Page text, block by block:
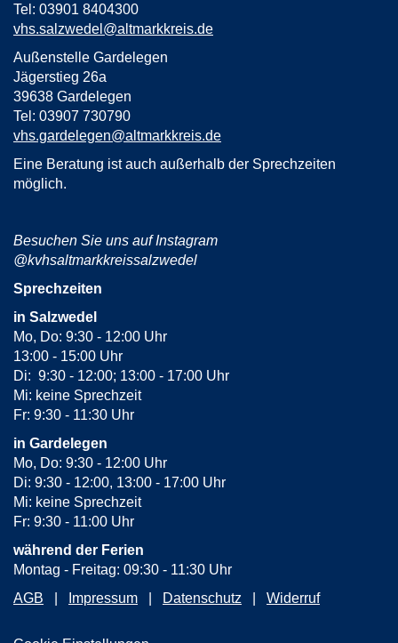
Tel: 03901 8404300
vhs.salzwedel@altmarkkreis.de
Außenstelle Gardelegen
Jägerstieg 26a
39638 Gardelegen
Tel: 03907 730790
vhs.gardelegen@altmarkkreis.de
Eine Beratung ist auch außerhalb der Sprechzeiten
möglich.
Besuchen Sie uns auf Instagram
@kvhsaltmarkkreissalzwedel
Sprechzeiten
in Salzwedel
Mo, Do: 9:30 - 12:00 Uhr
13:00 - 15:00 Uhr
Di: 9:30 - 12:00; 13:00 - 17:00 Uhr
Mi: keine Sprechzeit
Fr: 9:30 - 11:30 Uhr
in Gardelegen
Mo, Do: 9:30 - 12:00 Uhr
Di: 9:30 - 12:00, 13:00 - 17:00 Uhr
Mi: keine Sprechzeit
Fr: 9:30 - 11:00 Uhr
während der Ferien
Montag - Freitag: 09:30 - 11:30 Uhr
AGB
Impressum Datenschutz Widerruf